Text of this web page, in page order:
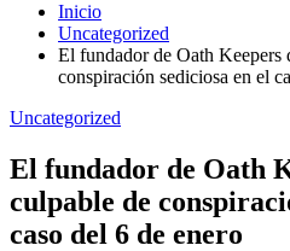
Inicio
Uncategorized
El fundador de Oath Keepers
conspiración sediciosa en el
Uncategorized
El fundador de Oath
culpable de
caso del 6 de enero